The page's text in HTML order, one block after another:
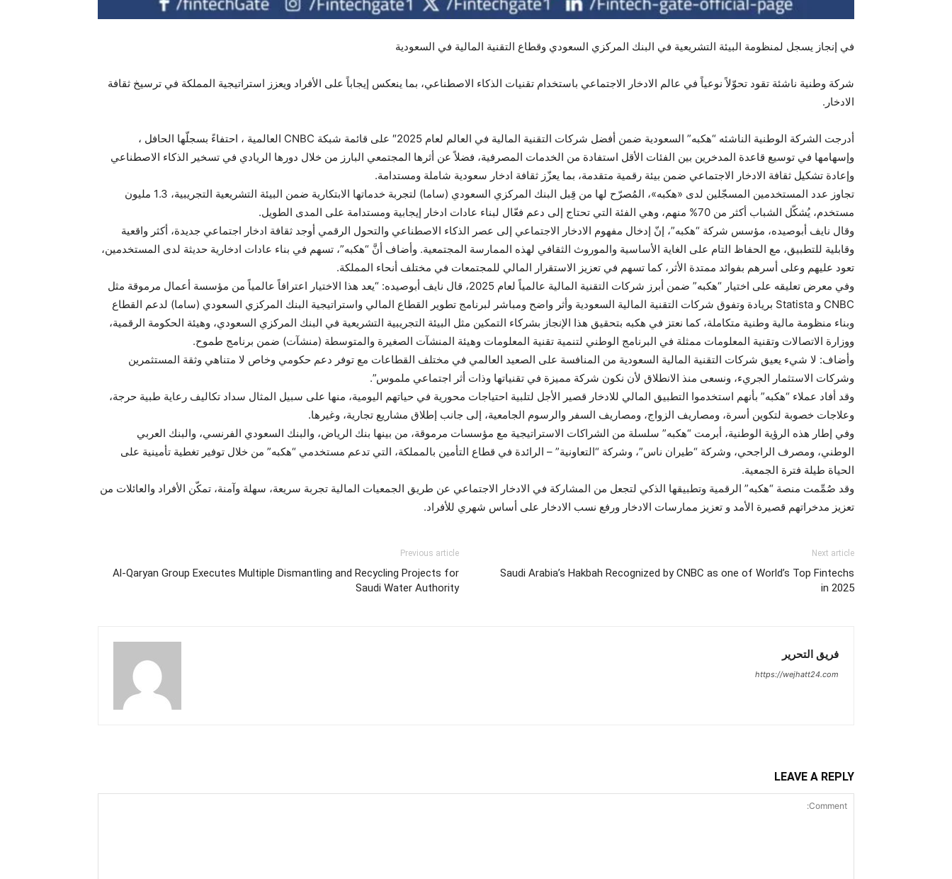
في إنجاز يسجل لمنظومة البيئة التشريعية في البنك المركزي السعودي وقطاع التقنية المالية في السعودية
شركة وطنية ناشئة تقود تحوّلاً نوعياً في عالم الادخار الاجتماعي باستخدام تقنيات الذكاء الاصطناعي، بما ينعكس إيجاباً على الأفراد ويعزز استراتيجية المملكة في ترسيخ ثقافة
الادخار.
أدرجت الشركة الوطنية الناشئه “هكبه” السعودية ضمن أفضل شركات التقنية المالية في العالم لعام 2025″ على قائمة شبكة CNBC العالمية ، احتفاءً بسجلّها الحافل ،
وإسهامها في توسيع قاعدة المدخرين بين الفئات الأقل استفادة من الخدمات المصرفية، فضلاً عن أثرها المجتمعي البارز من خلال دورها الريادي في تسخير الذكاء الاصطناعي
وإعادة تشكيل ثقافة الادخار الاجتماعي ضمن بيئة رقمية متقدمة، بما يعزّز ثقافة ادخار سعودية شاملة ومستدامة.
تجاوز عدد المستخدمين المسجّلين لدى «هكبه»، المُصرّح لها من قِبل البنك المركزي السعودي (ساما) لتجربة خدماتها الابتكارية ضمن البيئة التشريعية التجريبية، 1.3 مليون
مستخدم، يُشكّل الشباب أكثر من 70% منهم، وهي الفئة التي تحتاج إلى دعم فعّال لبناء عادات ادخار إيجابية ومستدامة على المدى الطويل.
وقال نايف أبوصيده، مؤسس شركة “هكبه”، إنّ إدخال مفهوم الادخار الاجتماعي إلى عصر الذكاء الاصطناعي والتحول الرقمي أوجد ثقافة ادخار اجتماعي جديدة، أكثر واقعية
وقابلية للتطبيق، مع الحفاظ التام على الغاية الأساسية والموروث الثقافي لهذه الممارسة المجتمعية. وأضاف أنَّ “هكبه”، تسهم في بناء عادات ادخارية حديثة لدى المستخدمين،
تعود عليهم وعلى أسرهم بفوائد ممتدة الأثر، كما تسهم في تعزيز الاستقرار المالي للمجتمعات في مختلف أنحاء المملكة.
وفي معرض تعليقه على اختيار “هكبه” ضمن أبرز شركات التقنية المالية عالمياً لعام 2025، قال نايف أبوصيده: “يعد هذا الاختيار اعترافاً عالمياً من مؤسسة أعمال مرموقة مثل
CNBC و Statista بريادة وتفوق شركات التقنية المالية السعودية وأثر واضح ومباشر لبرنامج تطوير القطاع المالي واستراتيجية البنك المركزي السعودي (ساما) لدعم القطاع
وبناء منظومة مالية وطنية متكاملة، كما نعتز في هكبه بتحقيق هذا الإنجاز بشركاء التمكين مثل البيئة التجريبية التشريعية في البنك المركزي السعودي، وهيئة الحكومة الرقمية،
ووزارة الاتصالات وتقنية المعلومات ممثلة في البرنامج الوطني لتنمية تقنية المعلومات وهيئة المنشآت الصغيرة والمتوسطة (منشآت) ضمن برنامج طموح.
وأضاف: لا شيء يعيق شركات التقنية المالية السعودية من المنافسة على الصعيد العالمي في مختلف القطاعات مع توفر دعم حكومي وخاص لا متناهي وثقة المستثمرين
وشركات الاستثمار الجريء، ونسعى منذ الانطلاق لأن نكون شركة مميزة في تقنياتها وذات أثر اجتماعي ملموس”.
وقد أفاد عملاء “هكبه” بأنهم استخدموا التطبيق المالي للادخار قصير الأجل لتلبية احتياجات محورية في حياتهم اليومية، منها على سبيل المثال سداد تكاليف رعاية طبية حرجة،
وعلاجات خصوبة لتكوين أسرة، ومصاريف الزواج، ومصاريف السفر والرسوم الجامعية، إلى جانب إطلاق مشاريع تجارية، وغيرها.
وفي إطار هذه الرؤية الوطنية، أبرمت “هكبه” سلسلة من الشراكات الاستراتيجية مع مؤسسات مرموقة، من بينها بنك الرياض، والبنك السعودي الفرنسي، والبنك العربي
الوطني، ومصرف الراجحي، وشركة “طيران ناس”، وشركة “التعاونية” – الرائدة في قطاع التأمين بالمملكة، التي تدعم مستخدمي “هكبه” من خلال توفير تغطية تأمينية على
الحياة طيلة فترة الجمعية.
وقد صُمِّمت منصة “هكبه” الرقمية وتطبيقها الذكي لتجعل من المشاركة في الادخار الاجتماعي عن طريق الجمعيات المالية تجربة سريعة، سهلة وآمنة، تمكّن الأفراد والعائلات من
تعزيز مدخراتهم قصيرة الأمد و تعزيز ممارسات الادخار ورفع نسب الادخار على أساس شهري للأفراد.
Previous article
Al-Qaryan Group Executes Multiple Dismantling and Recycling Projects for
Saudi Water Authority
Next article
Saudi Arabia’s Hakbah Recognized by CNBC as one of World’s Top Fintechs
in 2025
فريق التحرير
https://wejhatt24.com
LEAVE A REPLY